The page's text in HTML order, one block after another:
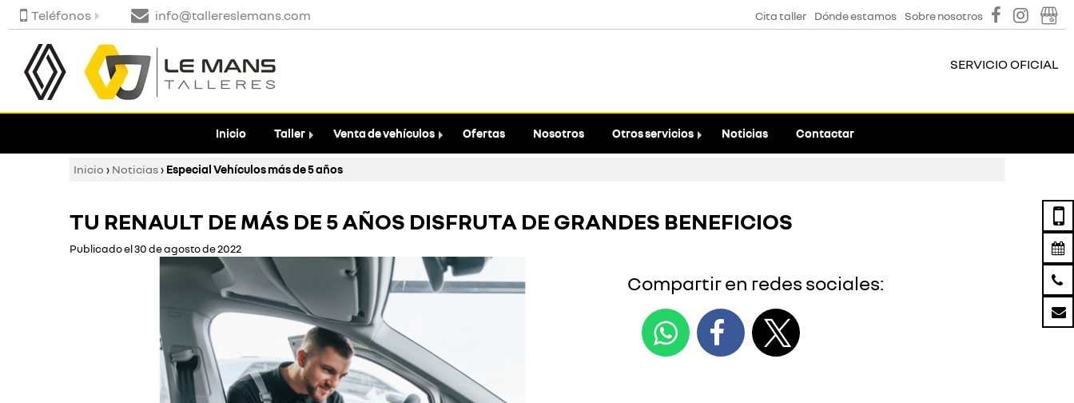
Teléfonos info@tallereslemans.com Cita taller Dónde estamos Sobre nosotros
SERVICIO OFICIAL
Inicio Taller Venta de vehículos Ofertas Nosotros Otros servicios Noticias Contactar
Inicio › Noticias› Especial Vehículos más de 5 años
TU RENAULT DE MÁS DE 5 AÑOS DISFRUTA DE GRANDES BENEFICIOS
Publicado el 30 de agosto de 2022
Compartir en redes sociales: